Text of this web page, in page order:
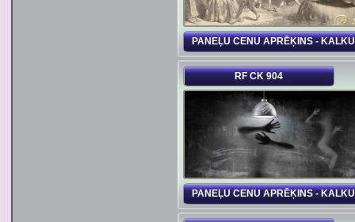
PANEĻU CENU APRĒĶINS -
RF CK 904
PANEĻU CENU APRĒĶINS -